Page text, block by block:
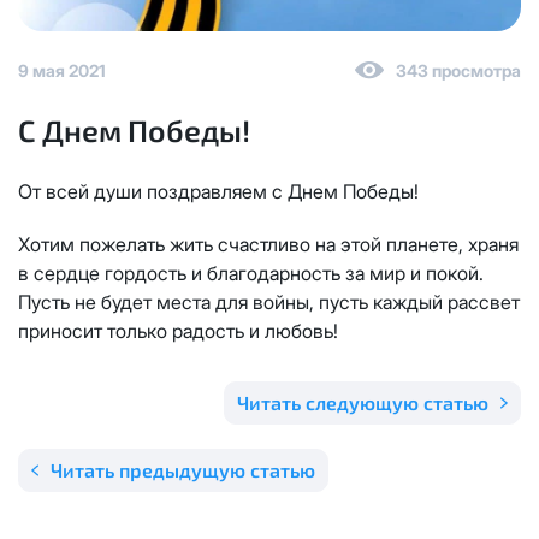
9 мая 2021 343 просмотра
С Днем Победы!
От всей души поздравляем с Днем Победы!
Хотим пожелать жить счастливо на этой планете, храня
в сердце гордость и благодарность за мир и покой.
Пусть не будет места для войны, пусть каждый рассвет
приносит только радость и любовь!
Читать предыдущую статью
Читать следующую статью
Аренда оборудования
Отправить
Я даюсогласие на обработку персональных данныхв
персональных данных
КС 300
НП20
КС 500
НП30
НП50
Email *
Адрес подключения*
Я даюсогласие на обработку персональных данных
Email*
Отправить
соответствии сПолитикой в отношении обработки
осуществляется бесплатно, за каждое
лицевого счета единовременно списывается